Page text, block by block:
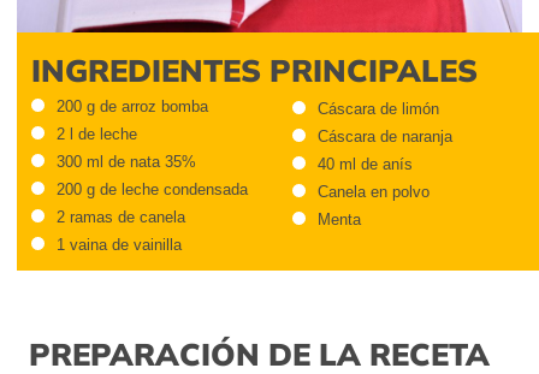
INGREDIENTES PRINCIPALES
200 g de arroz bomba
2 l de leche
300 ml de nata 35%
200 g de leche condensada
2 ramas de canela
1 vaina de vainilla
Cáscara de limón
Cáscara de naranja
40 ml de anís
Canela en polvo
Menta
PREPARACIÓN DE LA RECETA